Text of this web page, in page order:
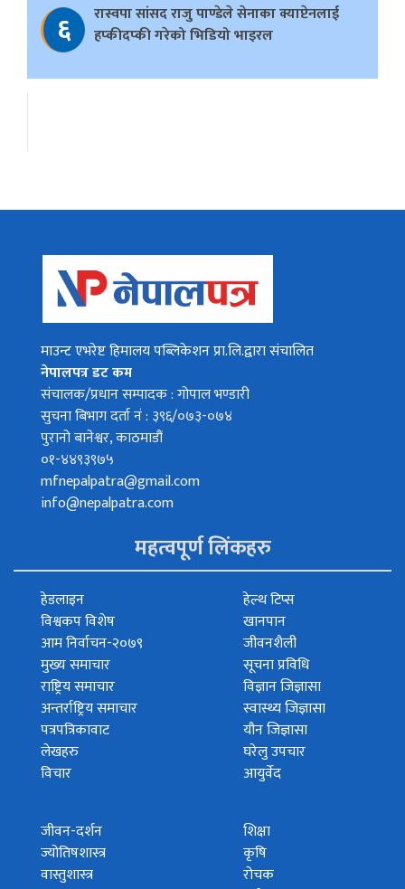
६
रास्वपा सांसद राजु पाण्डेले सेनाका क्याप्टेनलाई
हप्कीदप्की गरेको भिडियो भाइरल
माउन्ट एभरेष्ट हिमालय पब्लिकेशन प्रा.लि.द्वारा संचालित
नेपालपत्र डट कम
संचालक/प्रधान सम्पादक : गोपाल भण्डारी
सुचना बिभाग दर्ता नं : ३९६/०७३-०७४
पुरानो बानेश्वर, काठमाडौं
०१-४४९३९७५
mfnepalpatra@gmail.com
info@nepalpatra.com
महत्वपूर्ण लिंकहरु
हेडलाइन
विश्वकप विशेष
आम निर्वाचन-२०७९
मुख्य समाचार
राष्ट्रिय समाचार
अन्तर्राष्ट्रिय समाचार
पत्रपत्रिकावाट
लेखहरु
विचार
हेल्थ टिप्स
खानपान
जीवनशैली
सूचना प्रविधि
विज्ञान जिज्ञासा
स्वास्थ्य जिज्ञासा
यौन जिज्ञासा
घरेलु उपचार
आयुर्वेद
जीवन-दर्शन
ज्योतिषशास्त्र
वास्तुशास्त्र
शिक्षा
कृषि
रोचक